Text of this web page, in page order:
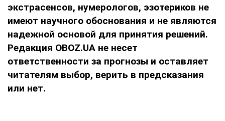
экстрасенсов, нумерологов, эзотериков не
имеют научного обоснования и не являются
надежной основой для принятия решений.
Редакция OBOZ.UA не несет
ответственности за прогнозы и оставляет
читателям выбор, верить в предсказания
или нет.